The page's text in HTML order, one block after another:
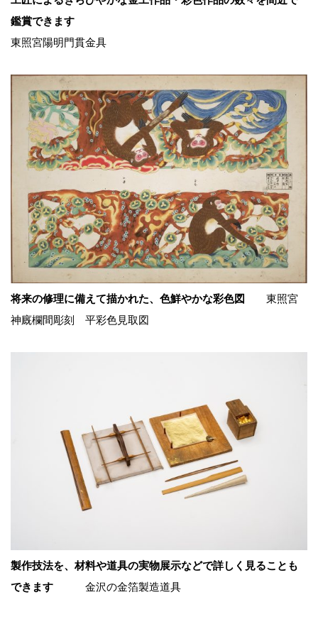
鑑賞できます
東照宮陽明門貫金具
将来の修理に備えて描かれた、色鮮やかな彩色図
東照宮
神廐欄間彫刻 平彩色見取図
製作技法を、材料や道具の実物展示などで詳しく見ることも
できます
金沢の金箔製造道具